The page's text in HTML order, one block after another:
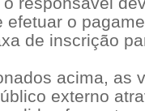
efetuar o
de inscrição
acima, as
externo